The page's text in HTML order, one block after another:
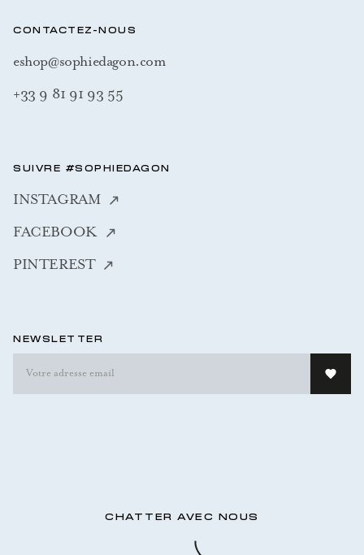
CONTACTEZ-NOUS
eshop@sophiedagon.com
+33 9 81 91 93 55
SUIVRE #SOPHIEDAGON
INSTAGRAM
FACEBOOK
PINTEREST
NEWSLETTER
CHATTER AVEC NOUS